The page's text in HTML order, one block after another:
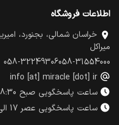
کلاس عملکرد
سازگاری با دستگاه
اطلاعات فروشگاه
خراسان شمالی، بجنورد،
میراکل
058-31554000
058-32249306
info [at] miracle [dot] ir
ساعت پاسخگویی صبح 8:30 الی 13:30
ساعت پاسخگویی عصر 17 الی 21